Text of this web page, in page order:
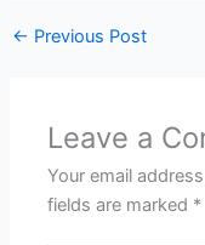
← Previous Post
Leave a
Your email
fields are marked *